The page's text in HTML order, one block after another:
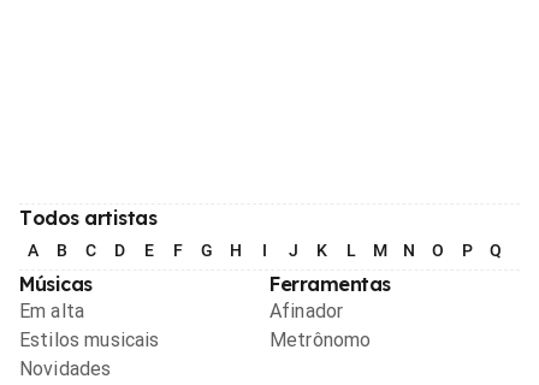
Todos artistas
A B C D E F G H I J K L M N O P Q
Músicas
Em alta
Estilos musicais
Novidades
Ferramentas
Afinador
Metrônomo